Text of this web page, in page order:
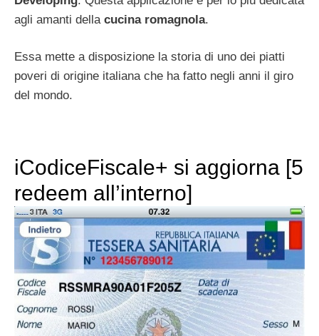
agli amanti della cucina romagnola.
Essa mette a disposizione la storia di uno dei piatti
poveri di origine italiana che ha fatto negli anni il giro
del mondo.
iCodiceFiscale+ si aggiorna [5
redeem all’interno]